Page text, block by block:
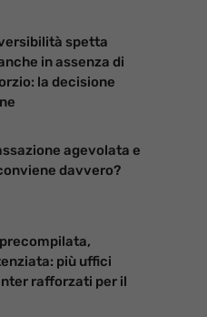
spetta
in assenza di
la decisione
agevolata e
davvero?
più uffici
rafforzati per il